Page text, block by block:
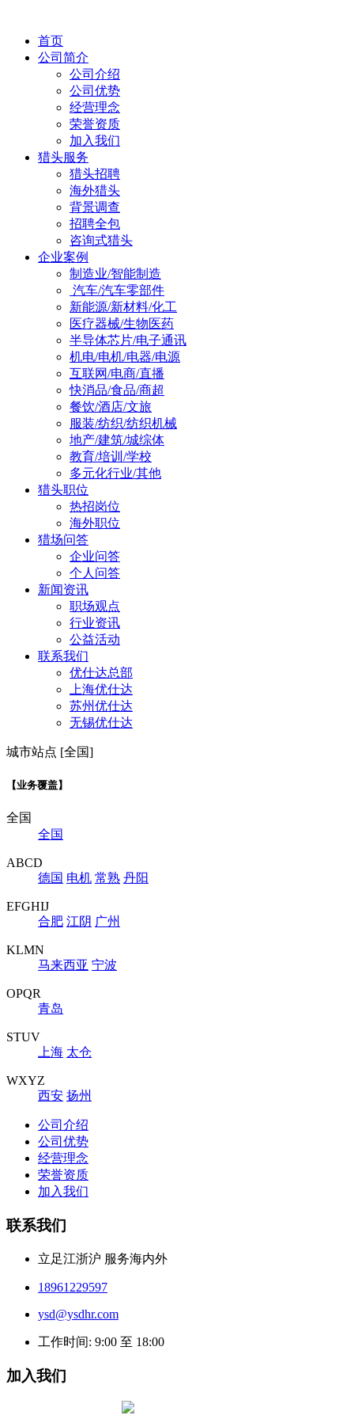
首页
公司简介
公司介绍
公司优势
经营理念
荣誉资质
加入我们
猎头服务
猎头招聘
海外猎头
背景调查
招聘全包
咨询式猎头
企业案例
制造业/智能制造
汽车/汽车零部件
新能源/新材料/化工
医疗器械/生物医药
半导体芯片/电子通讯
机电/电机/电器/电源
互联网/电商/直播
快消品/食品/商超
餐饮/酒店/文旅
服装/纺织/纺织机械
地产/建筑/城综体
教育/培训/学校
多元化行业/其他
猎头职位
热招岗位
海外职位
猎场问答
企业问答
个人问答
新闻资讯
职场观点
行业资讯
公益活动
联系我们
优仕达总部
上海优仕达
苏州优仕达
无锡优仕达
城市站点 [全国]
【业务覆盖】
全国
全国
ABCD
德国 电机 常熟 丹阳
EFGHIJ
合肥 江阴 广州
KLMN
马来西亚 宁波
OPQR
青岛
STUV
上海 太仓
WXYZ
西安 扬州
公司介绍
公司优势
经营理念
荣誉资质
加入我们
联系我们
立足江浙沪 服务海内外
18961229597
ysd@ysdhr.com
工作时间: 9:00 至 18:00
加入我们